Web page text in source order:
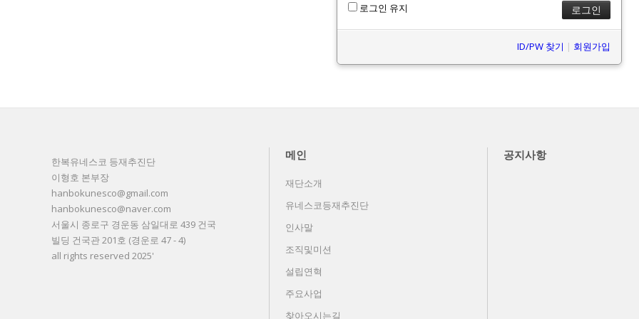
로그인 유지
ID/PW 찾기 | 회원가입
한복유네스코 등재추진단
이형호 본부장
hanbokunesco@gmail.com
hanbokunesco@naver.com
서울시 종로구 경운동 삼일대로 439 건국
빌딩 건국관 201호 (경운로 47 - 4)
all rights reserved 2025'
메인
재단소개
유네스코등재추진단
인사말
조직및미션
설립연혁
주요사업
찾아오시는길
공지사항